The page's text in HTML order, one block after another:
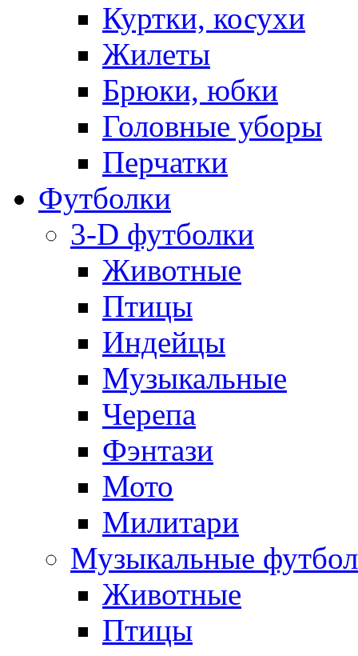
Куртки, косухи
Жилеты
Брюки, юбки
Головные уборы
Перчатки
Футболки
3-D футболки
Животные
Птицы
Индейцы
Музыкальные
Черепа
Фэнтази
Мото
Милитари
Музыкальные
Животные
Птицы